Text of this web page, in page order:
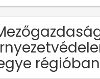
régióban